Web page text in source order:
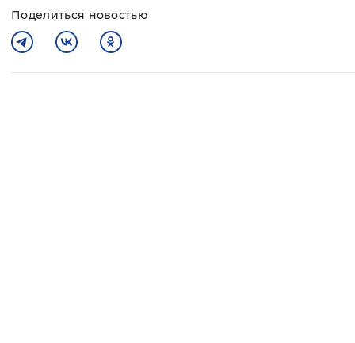
Поделиться новостью